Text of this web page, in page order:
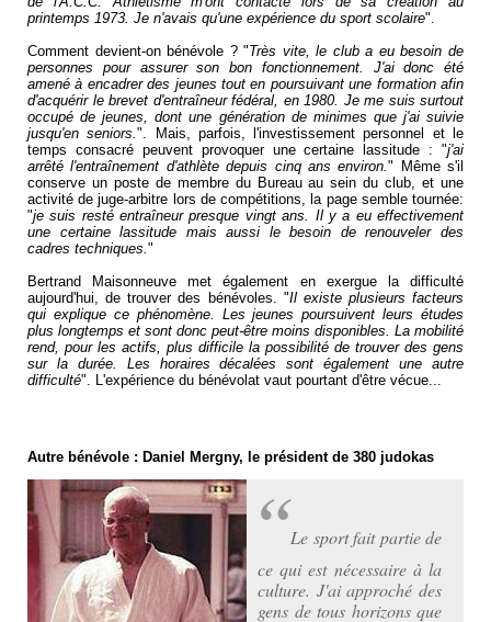
printemps 1973. Je n'avais qu'une expérience du sport scolaire".
Comment devient-on bénévole ? "Très vite, le club a eu besoin de
personnes pour assurer son bon fonctionnement. J'ai donc été
amené à encadrer des jeunes tout en poursuivant une formation afin
d'acquérir le brevet d'entraîneur fédéral, en 1980. Je me suis surtout
occupé de jeunes, dont une génération de minimes que j'ai suivie
jusqu'en seniors.". Mais, parfois, l'investissement personnel et le
temps consacré peuvent provoquer une certaine lassitude : "j'ai
arrêté l'entraînement d'athlète depuis cinq ans environ." Même s'il
conserve un poste de membre du Bureau au sein du club, et une
activité de juge-arbitre lors de compétitions, la page semble tournée:
"je suis resté entraîneur presque vingt ans. Il y a eu effectivement
une certaine lassitude mais aussi le besoin de renouveler des
cadres techniques. "
Bertrand Maisonneuve met également en exergue la difficulté
aujourd'hui, de trouver des bénévoles. "Il existe plusieurs facteurs
qui explique ce phénomène. Les jeunes poursuivent leurs études
plus longtemps et sont donc peut-être moins disponibles. La mobilité
rend, pour les actifs, plus difficile la possibilité de trouver des gens
sur la durée. Les horaires décalées sont également une autre
difficulté". L'expérience du bénévolat vaut pourtant d'être vécue...
Autre bénévole : Daniel Mergny, le président de 380 judokas
Le sport fait partie de
ce qui est nécessaire à la
culture. J'ai approché des
gens de tous horizons que